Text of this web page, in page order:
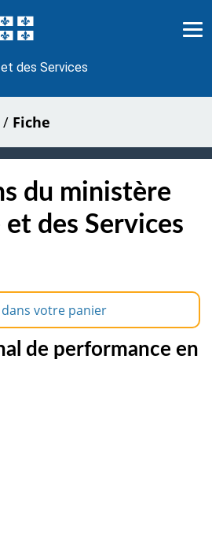
des Services
/ Fiche
du ministère
et des Services
votre panier
de performance en